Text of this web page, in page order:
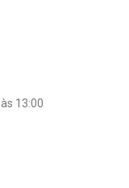
13:00